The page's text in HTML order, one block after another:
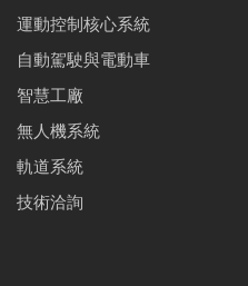
運動控制核心系統
自動駕駛與電動車
智慧工廠
無人機系統
軌道系統
技術洽詢